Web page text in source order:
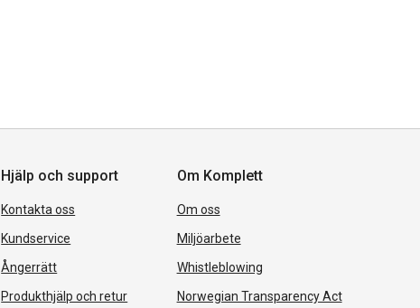
Hjälp och support
Kontakta oss
Kundservice
Ångerrätt
Produkthjälp och retur
Om Komplett
Om oss
Miljöarbete
Whistleblowing
Norwegian Transparency Act